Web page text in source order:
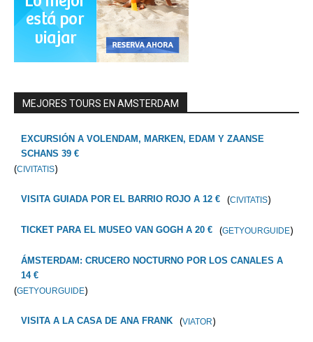
MEJORES TOURS EN AMSTERDAM
EXCURSIÓN A VOLENDAM, MARKEN, EDAM Y ZAANSE
SCHANS 39 €
(CIVITATIS)
VISITA GUIADA POR EL BARRIO ROJO A 12 € (CIVITATIS)
TICKET PARA EL MUSEO VAN GOGH A 20 € (GETYOURGUIDE)
ÁMSTERDAM: CRUCERO NOCTURNO POR LOS CANALES A
14 €
(GETYOURGUIDE)
VISITA A LA CASA DE ANA FRANK (VIATOR)